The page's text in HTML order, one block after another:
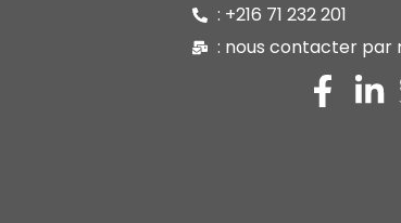
: +216 71 232 201
: nous contacter par